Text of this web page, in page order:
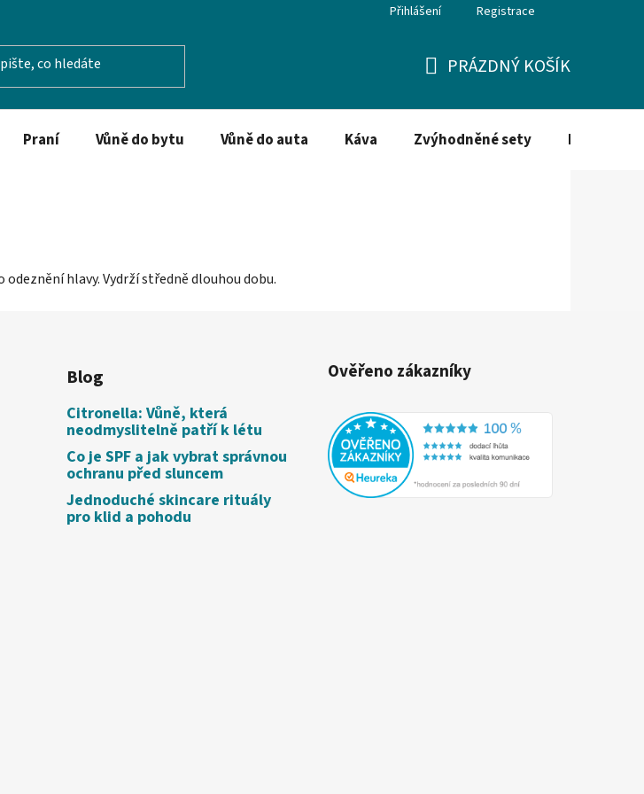
Přihlášení Registrace
KOŠÍK
PRÁZDNÝ KOŠÍK
Praní Vůně do bytu Vůně do auta Káva Zvýhodněné sety Dezinfekce
hlavy. Vydrží středně dlouhou dobu.
Blog
Citronella: Vůně, která
neodmyslitelně patří k létu
Co je SPF a jak vybrat správnou
ochranu před sluncem
Jednoduché skincare rituály
pro klid a pohodu
Ověřeno zákazníky